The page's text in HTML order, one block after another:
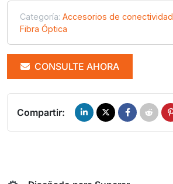
Categoría: Accesorios de conectividad
Fibra Óptica
CONSULTE AHORA
Compartir: